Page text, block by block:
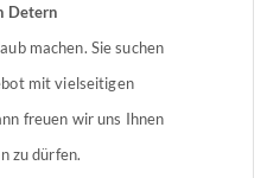
Detern
machen. Sie suchen
mit vielseitigen
freuen wir uns Ihnen
zu dürfen.